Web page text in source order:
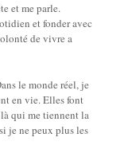
et me parle.
et fonder avec
de vivre a
le monde réel, je
en vie. Elles font
qui me tiennent la
je ne peux plus les